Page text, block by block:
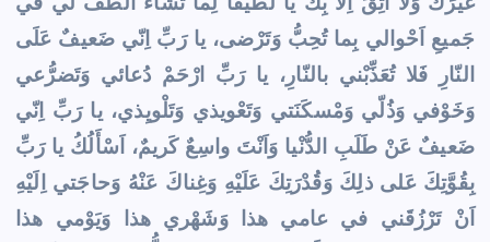
جَميعِ اَحْوالي بِما تُحِبُّ وَتَرْضى، يا رَبِّ اِنّي ضَعيفٌ عَلَى
النّارِ فَلا تُعَذِّبْني بالنّارِ، يا رَبِّ ارْحَمْ دُعائي وَتَضرُّعي
وَخَوْفي وَذُلّي وَمْسكَنَتي وَتَعْويذي وَتَلْويِذي، يا رَبِّ اِنّي
ضَعيفٌ عَنْ طَلَبِ الدُّنْيا وَاَنْتَ واسِعٌ كَريمٌ، اَسْأَلُكُ يا رَبِّ
بِقُوَّتِكَ عَلى ذلِكَ وَقُدْرَتِكَ عَلَيْهِ وَغِناكَ عَنْهُ وَحاجَتي اِلَيْهِ
اَنْ تَرْزُقَني في عامي هذا وَشَهْري هذا وَيَوْمي هذا